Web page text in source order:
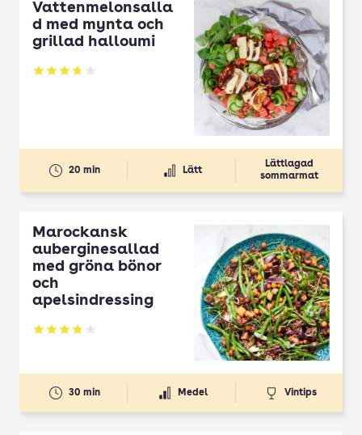
Vattenmelonsalla
d med mynta och
grillad halloumi
Betyg: 3.72 av 5
20 min Lätt
Lättlagad
sommarmat
Marockansk
auberginesallad
med gröna bönor
och
apelsindressing
Betyg: 3.81 av 5
30 min Medel Vintips